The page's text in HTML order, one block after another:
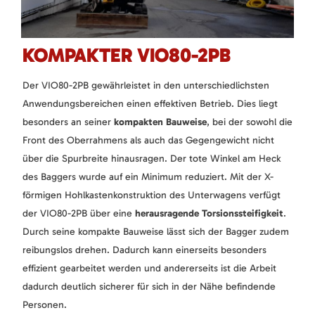
KOMPAKTER VIO80-2PB
Der VIO80-2PB gewährleistet in den unterschiedlichsten
Anwendungsbereichen einen effektiven Betrieb. Dies liegt
besonders an seiner kompakten Bauweise, bei der sowohl die
Front des Oberrahmens als auch das Gegengewicht nicht
über die Spurbreite hinausragen. Der tote Winkel am Heck
des Baggers wurde auf ein Minimum reduziert. Mit der X-
förmigen Hohlkastenkonstruktion des Unterwagens verfügt
der VIO80-2PB über eine herausragende Torsionssteifigkeit.
Durch seine kompakte Bauweise lässt sich der Bagger zudem
reibungslos drehen. Dadurch kann einerseits besonders
effizient gearbeitet werden und andererseits ist die Arbeit
dadurch deutlich sicherer für sich in der Nähe befindende
Personen.